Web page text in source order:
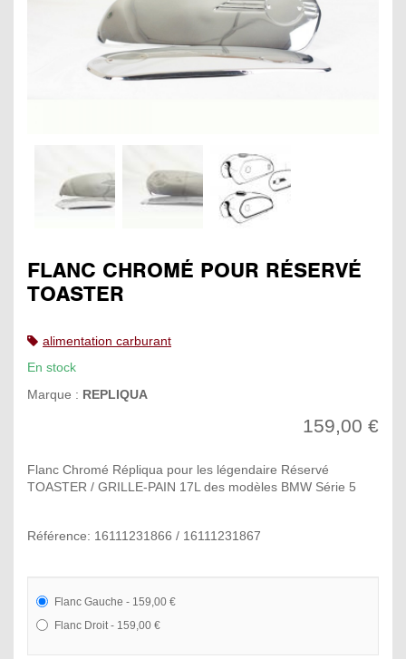
FLANC CHROMÉ POUR RÉSERVÉ
TOASTER
alimentation carburant
En stock
Marque : REPLIQUA
159,00 €
Flanc Chromé Répliqua pour les légendaire Réservé
TOASTER / GRILLE-PAIN 17L des modèles BMW Série 5
Référence: 16111231866 / 16111231867
Flanc Gauche - 159,00 €
Flanc Droit - 159,00 €